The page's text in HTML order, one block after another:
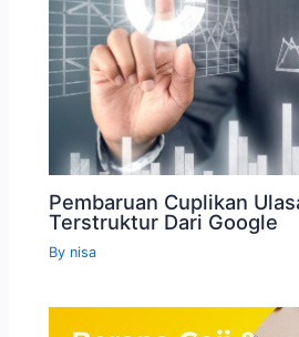
Pembaruan Cuplikan
Terstruktur Dari Google
By nisa